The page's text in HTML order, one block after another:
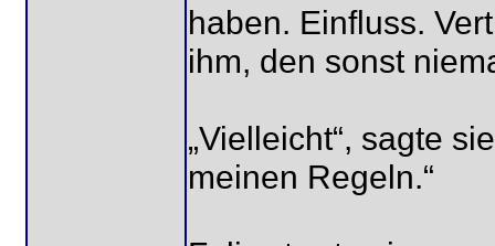
haben. Einfluss.
ihm, den sonst
„Vielleicht“, sagte
meinen Regeln.“